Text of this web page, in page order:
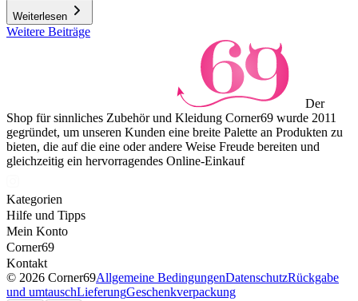
Weiterlesen
Weitere Beiträge
Der
Shop für sinnliches Zubehör und Kleidung Corner69 wurde 2011
gegründet, um unseren Kunden eine breite Palette an Produkten zu
bieten, die auf die eine oder andere Weise Freude bereiten und
gleichzeitig ein hervorragendes Online-Einkauf
Kategorien
Hilfe und Tipps
Mein Konto
Corner69
Kontakt
© 2026 Corner69Allgemeine BedingungenDatenschutzRückgabe
und umtauschLieferungGeschenkverpackung